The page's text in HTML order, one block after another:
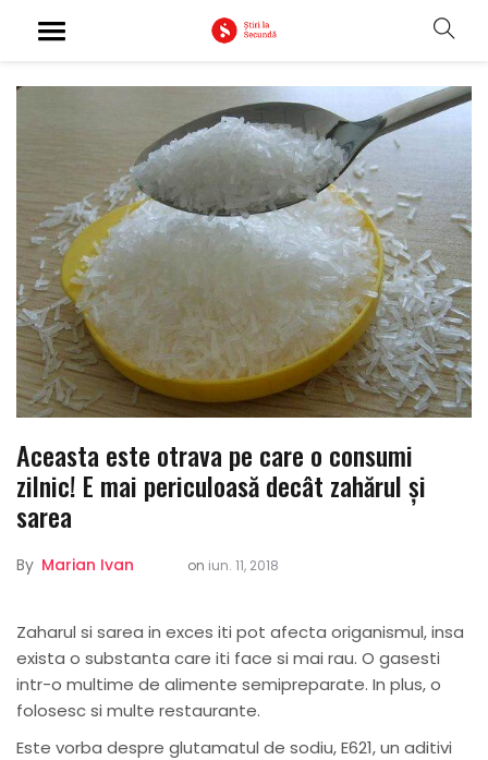
Aceasta este otrava pe care o consumi
zilnic! E mai periculoasă decât zahărul şi
sarea
By Marian Ivan on iun. 11, 2018
Zaharul si sarea in exces iti pot afecta origanismul, insa
exista o substanta care iti face si mai rau. O gasesti
intr-o multime de alimente semipreparate. In plus, o
folosesc si multe restaurante.
Este vorba despre glutamatul de sodiu, E621, un aditivi